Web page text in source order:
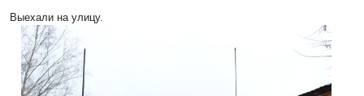
Выехали на улицу.